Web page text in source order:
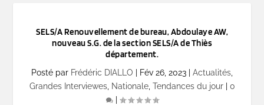
SELS/A Renouvellement de bureau, Abdoulaye AW,
nouveau S.G. de la section SELS/A de Thiès
département.
Posté par Frédéric DIALLO Fév 26, 2023 Actualités
Grandes Interviewes, Nationale, Tendances du jour| 0
|